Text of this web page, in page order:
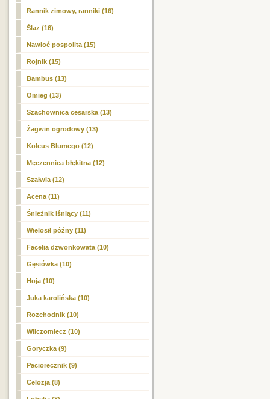
Rannik zimowy, ranniki (16)
Ślaz (16)
Nawłoć pospolita (15)
Rojnik (15)
Bambus (13)
Omieg (13)
Szachownica cesarska (13)
Żagwin ogrodowy (13)
Koleus Blumego (12)
Męczennica błękitna (12)
Szałwia (12)
Acena (11)
Śnieżnik lśniący (11)
Wielosił późny (11)
Facelia dzwonkowata (10)
Gęsiówka (10)
Hoja (10)
Juka karolińska (10)
Rozchodnik (10)
Wilczomlecz (10)
Goryczka (9)
Paciorecznik (9)
Celozja (8)